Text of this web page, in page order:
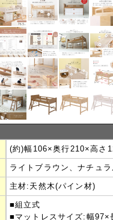
(約)幅106×奥行210×高さ
ライトブラウン、ナチュ
主材:天然木(パイン材)
■組立式
■マットレスサイズ:幅97×